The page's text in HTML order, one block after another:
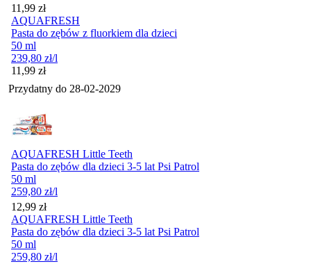
Cena
11,99 zł
AQUAFRESH
Pasta do zębów z fluorkiem dla dzieci
50 ml
239,80 zł/l
Cena
11,99 zł
Przydatny do 28-02-2029
AQUAFRESH Little Teeth
Pasta do zębów dla dzieci 3-5 lat Psi Patrol
50 ml
259,80 zł/l
Cena
12,99 zł
AQUAFRESH Little Teeth
Pasta do zębów dla dzieci 3-5 lat Psi Patrol
50 ml
259,80 zł/l